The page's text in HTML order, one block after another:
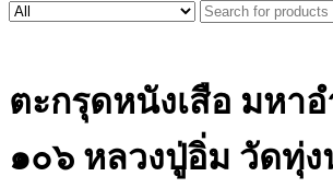
ตะกรุดหนังเสือ มหา
๑๐๖ หลวงปู่อิ่ม วัดทุ่